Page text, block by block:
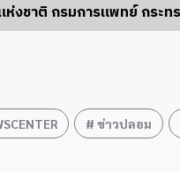
ห่งชาติ กรมการแพทย์ กระ
ข่าวปลอม